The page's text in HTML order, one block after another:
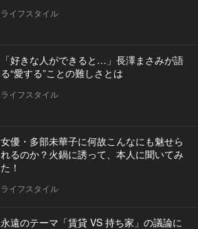
ライフスタイル
「好きな人ができると…」長澤まさみが語
る“愛する”ことの難しさとは
ライフスタイル
女優・多部未華子に何故こんなにも魅せら
れるのか？火鍋に誘って、本人に聞いてみ
た！
ライフスタイル
永遠のテーマ「賃貸 VS 持ち家」の議論に